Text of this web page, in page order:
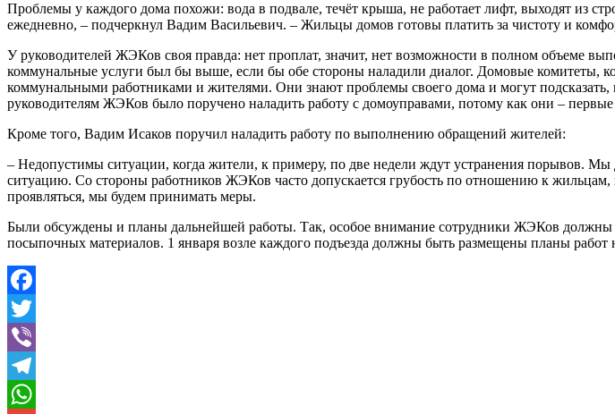
Проблемы у каждого дома похожи: вода в подвале, течёт крыша, не работает лифт, выходят из
ежедневно, – подчеркнул Вадим Васильевич. – Жильцы домов готовы платить за чистоту и
У руководителей ЖЭКов своя правда: нет проплат, значит, нет возможности в полном объеме
коммунальные услуги был бы выше, если бы обе стороны наладили диалог. Домовые комитеты,
коммунальными работниками и жителями. Они знают проблемы своего дома и могут
руководителям ЖЭКов было поручено наладить работу с домоуправами, потому как они –
Кроме того, Вадим Исаков поручил наладить работу по выполнению обращений жителей:
– Недопустимы ситуации, когда жители, к примеру, по две недели ждут устранения порывов.
ситуацию. Со стороны работников ЖЭКов часто допускается грубость по отношению к
проявляться, мы будем принимать меры.
Были обсуждены и планы дальнейшей работы. Так, особое внимание сотрудники ЖЭКов
посыпочных материалов. 1 января возле каждого подъезда должны быть размещены планы
Facebook
Twitter
Viber
Telegram